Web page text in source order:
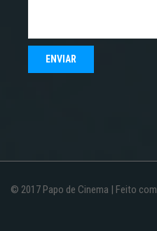
© 2017 Papo de Cinema | Feito com